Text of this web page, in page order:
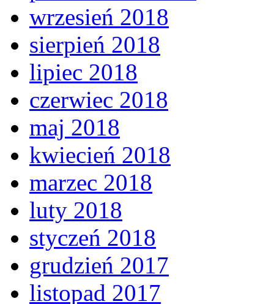
wrzesień 2018
sierpień 2018
lipiec 2018
czerwiec 2018
maj 2018
kwiecień 2018
marzec 2018
luty 2018
styczeń 2018
grudzień 2017
listopad 2017